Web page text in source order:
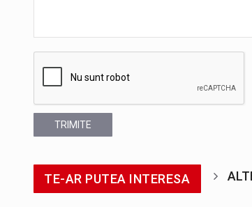
TRIMITE
TE-AR PUTEA INTERESA